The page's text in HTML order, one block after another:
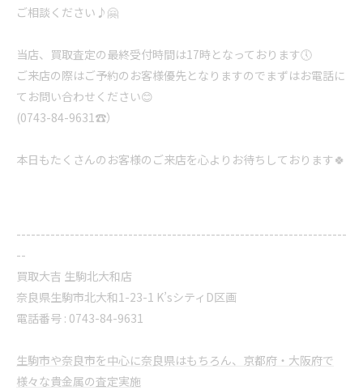
ご相談ください♪🤗
当店、買取査定の最終受付時間は17時となっております🕔
ご来店の際はご予約のお客様優先となりますのでまずはお電話に
てお問い合わせください😊
(0743-84-9631☎️）
本日もたくさんのお客様のご来店を心よりお待ちしております🍀
--------------------------------------------------------------------
--
買取大吉 生駒北大和店
奈良県生駒市北大和1-23-1 K’sシティD区画
電話番号 : 0743-84-9631
生駒市や奈良市を中心に奈良県はもちろん、京都府・大阪府で
様々な貴金属の査定実施